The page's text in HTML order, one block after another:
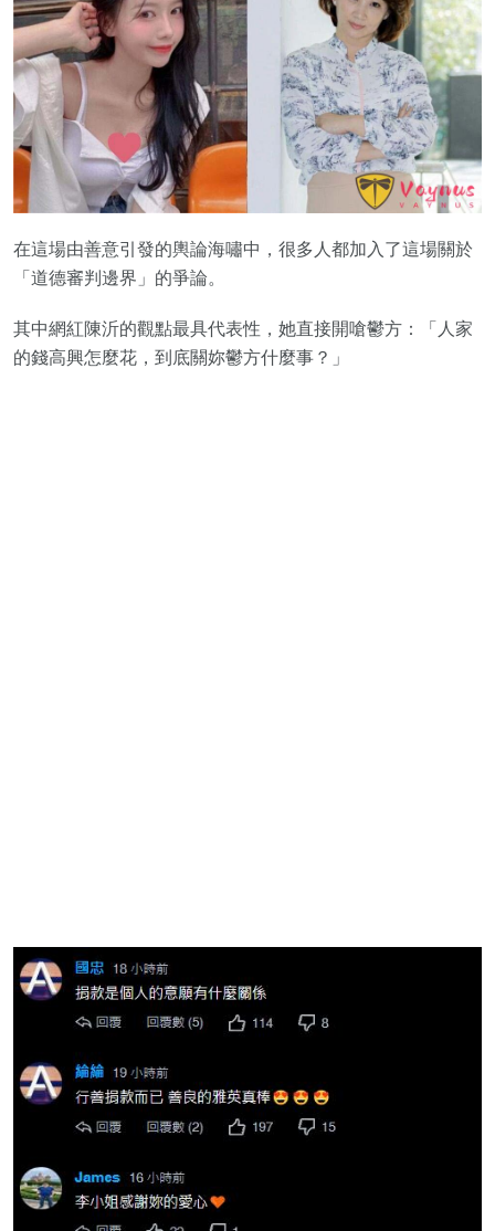
在這場由善意引發的輿論海嘯中，很多人都加入了這場關於
「道德審判邊界」的爭論。
其中網紅陳沂的觀點最具代表性，她直接開嗆鬱方：「人家
的錢高興怎麼花，到底關妳鬱方什麼事？」